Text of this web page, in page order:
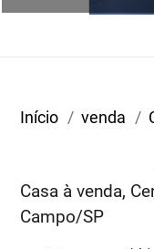
Início venda
Casa à venda,
Campo/SP